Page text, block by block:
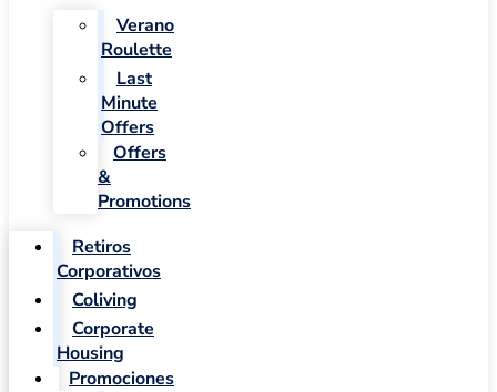
Verano
Roulette
Last
Minute
Offers
Offers
&
Promotions
Retiros
Corporativos
Coliving
Corporate
Housing
Promociones